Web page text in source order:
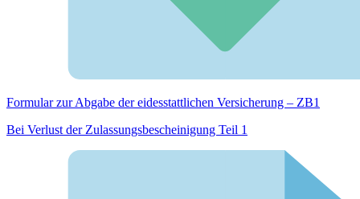
Formular zur Abgabe der eides­stattlichen Versicherung – ZB1
Bei Verlust der Zulassungsbescheinigung Teil 1